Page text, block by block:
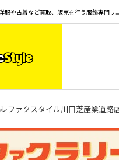
服や古着など買取、販売を行う服飾専門リ
レファクスタイル川口芝産業道路